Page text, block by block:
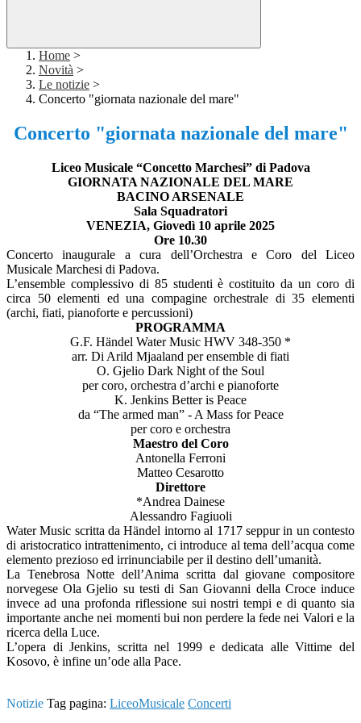
Home >
Novità >
Le notizie >
Concerto "giornata nazionale del mare"
Concerto "giornata nazionale del mare"
Liceo Musicale “Concetto Marchesi” di Padova
GIORNATA NAZIONALE DEL MARE
BACINO ARSENALE
Sala Squadratori
VENEZIA, Giovedì 10 aprile 2025
Ore 10.30
Concerto inaugurale a cura dell’Orchestra e Coro del Liceo
Musicale Marchesi di Padova.
L’ensemble complessivo di 85 studenti è costituito da un coro di
circa 50 elementi ed una compagine orchestrale di 35 elementi
(archi, fiati, pianoforte e percussioni)
PROGRAMMA
G.F. Händel Water Music HWV 348-350 *
arr. Di Arild Mjaaland per ensemble di fiati
O. Gjelio Dark Night of the Soul
per coro, orchestra d’archi e pianoforte
K. Jenkins Better is Peace
da “The armed man” - A Mass for Peace
per coro e orchestra
Maestro del Coro
Antonella Ferroni
Matteo Cesarotto
Direttore
*Andrea Dainese
Alessandro Fagiuoli
Water Music scritta da Händel intorno al 1717 seppur in un contesto
di aristocratico intrattenimento, ci introduce al tema dell’acqua come
elemento prezioso ed irrinunciabile per il destino dell’umanità.
La Tenebrosa Notte dell’Anima scritta dal giovane compositore
norvegese Ola Gjelio su testi di San Giovanni della Croce induce
invece ad una profonda riflessione sui nostri tempi e di quanto sia
importante anche nei momenti bui non perdere la fede nei Valori e la
ricerca della Luce.
L’opera di Jenkins, scritta nel 1999 e dedicata alle Vittime del
Kosovo, è infine un’ode alla Pace.
Notizie Tag pagina: LiceoMusicale Concerti